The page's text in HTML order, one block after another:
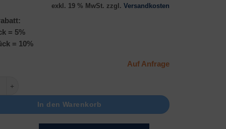
exkl. 19 % MwSt. zzgl. Versandkosten
= 5%
= 10%
Auf Anfrage
Menge
In den Warenkorb